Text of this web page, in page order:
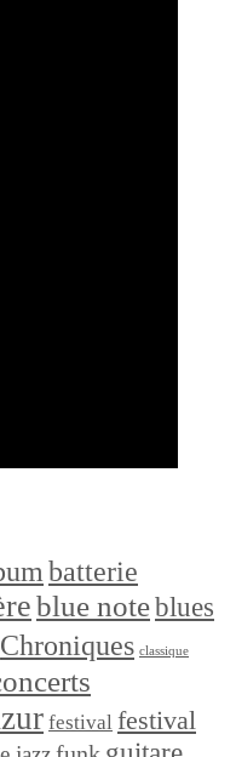
batterie
blue noteblues
Chroniques classique
festival festival